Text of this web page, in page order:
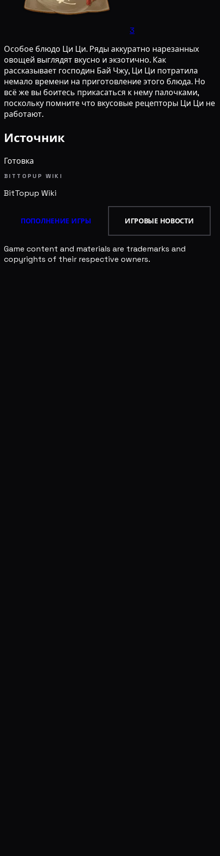
3
Особое блюдо Ци Ци. Ряды аккуратно нарезанных
овощей выглядят вкусно и экзотично. Как
рассказывает господин Бай Чжу, Ци Ци потратила
немало времени на приготовление этого блюда. Но
всё же вы боитесь прикасаться к нему палочками,
поскольку помните что вкусовые рецепторы Ци Ци не
работают.
Источник
Готовка
BITTOPUP WIKI
BitTopup Wiki
ПОПОЛНЕНИЕ ИГРЫ ИГРОВЫЕ НОВОСТИ
Game content and materials are trademarks and
copyrights of their respective owners.